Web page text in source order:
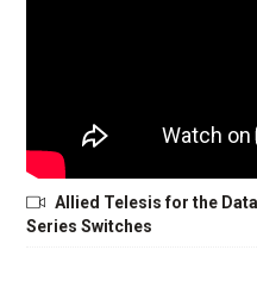
Allied Telesis for the
Series Switches